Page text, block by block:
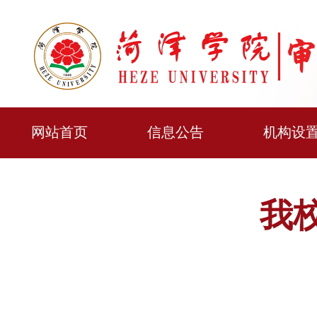
网站首页 信息公告 机构设
我